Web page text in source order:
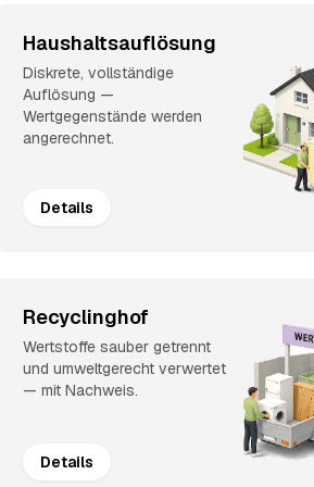
Haushaltsauflösung
Diskrete, vollständige
Auflösung —
Wertgegenstände werden
angerechnet.
Details
Recyclinghof
Wertstoffe sauber getrennt
und umweltgerecht verwertet
— mit Nachweis.
Details